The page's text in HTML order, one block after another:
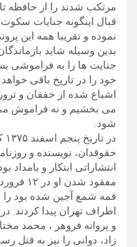
مرتکب شدند را از حافظه
قبال اینگونه جنایات
نموده و تقریبا همه این
بدین وسیله شاید
جنایت ها را به فراموشی
خود را در تاریخ باقی
اشباع شده از خفقان و
می بخشیم و نه فراموش می
شود.
حقوقدان، نویسنده و
قمه شمع آجین شده بود را
اطراف تهران پیدا کردند.
و پروانه فروهر ، محمد
زاد، دوانی را نیز به قتل